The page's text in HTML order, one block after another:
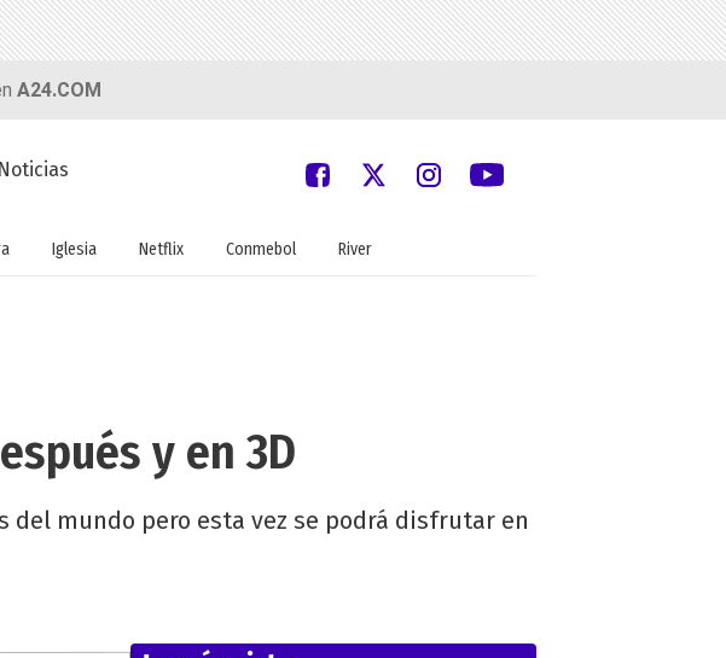
A24.COM
Iglesia Netflix Conmebol River
y en 3D
del mundo pero esta vez se podrá disfrutar en